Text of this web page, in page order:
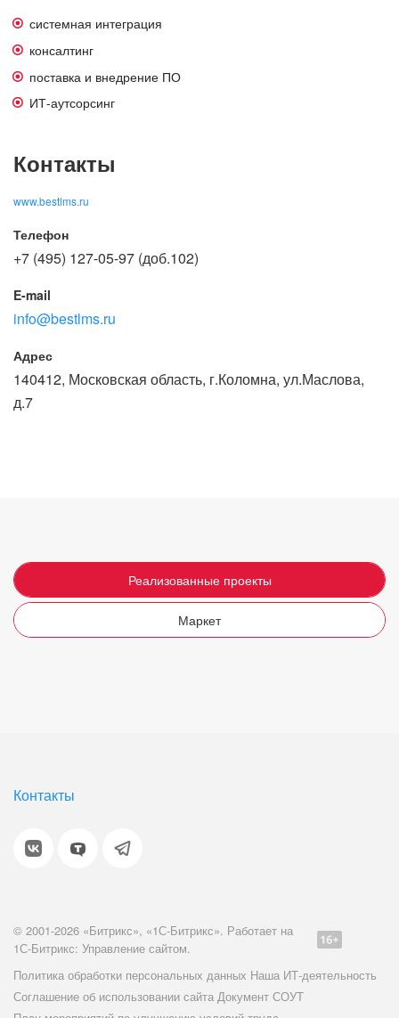
системная интеграция
консалтинг
поставка и внедрение ПО
ИТ-аутсорсинг
Контакты
www.bestlms.ru
Телефон
+7 (495) 127-05-97 (доб.102)
E-mail
info@bestlms.ru
Адрес
140412, Московская область, г.Коломна, ул.Маслова,
д.7
Реализованные проекты
Маркет
Контакты
© 2001-2026 «Битрикс», «1С-Битрикс». Работает на
1С-Битрикс: Управление сайтом.
Политика обработки персональных данных Наша ИТ-деятельность
Соглашение об использовании сайта Документ СОУТ